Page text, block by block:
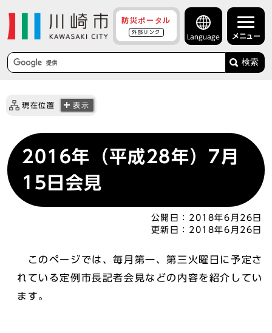
防災ポータル
外部リンク
Language メニュー
検索
現在位置 表示
2016年（平成28年）7月
15日会見
公開日： 2018年6月26日
更新日： 2018年6月26日
このページでは、毎月第一、第三火曜日に予定さ
れている定例市長記者会見などの内容を紹介してい
ます。